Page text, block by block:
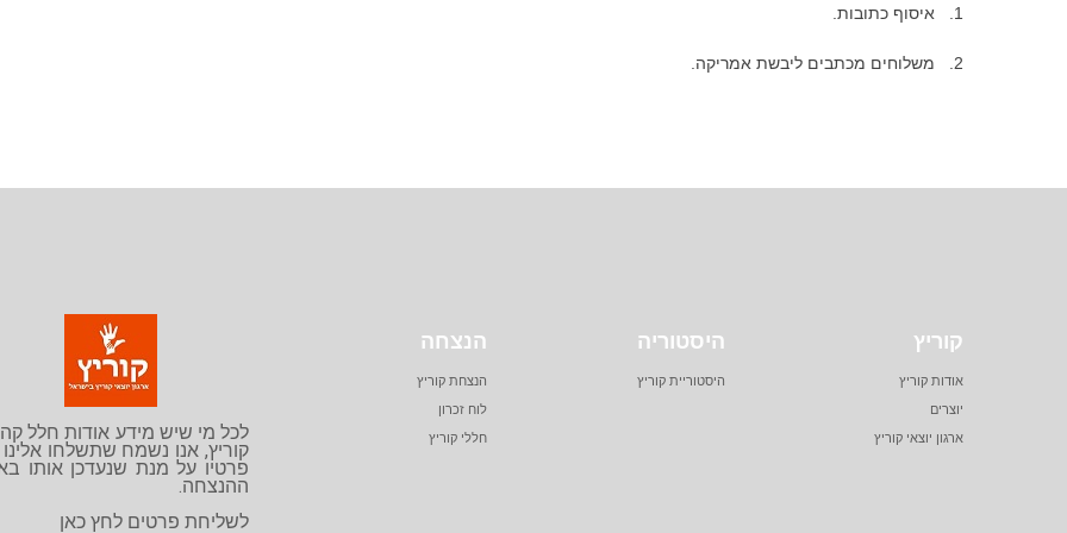
1. איסוף כתובות.
2. משלוחים מכתבים ליבשת אמריקה.
קוריץ
אודות קוריץ
יוצרים
ארגון יוצאי קוריץ
היסטוריה
היסטוריית קוריץ
הנצחה
הנצחת קוריץ
לוח זכרון
חללי קוריץ
לכל מי שיש מידע אודות חלל
קוריץ, אנו נשמח שתשלחו
פרטיו על מנת שנעדכן אותו
ההנצחה.
לשליחת פרטים לחץ כאן